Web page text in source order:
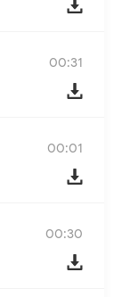
00:31
00:01
00:30